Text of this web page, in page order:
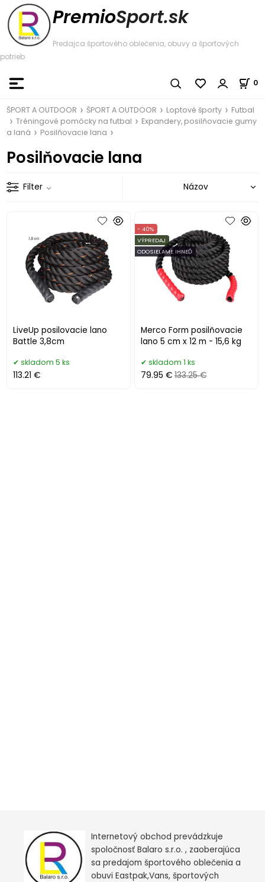
PremioSport.sk
Predajca športového oblečenia, obuvy a športových
potrieb
0
ŠPORT A OUTDOOR ŠPORT A OUTDOOR Loptové športy
Futbal
Tréningové pomôcky na futbal
Expandery, posilňovacie gumy
a laná
Posilňovacie lana
Posilňovacie lana
Filter
LiveUp posilovacie lano
Battle 3,8cm
skladom 5 ks
113.21 €
Merco Form posilňovacie
lano 5 cm x 12 m - 15,6 kg
- 40%
VÝPREDAJ
ODOSIELAME IHNEĎ
skladom 1 ks
79.95 € 133.25 €
Internetový obchod prevádzkuje
spoločnosť Balaro s.r.o. , zaoberajúca
sa predajom športového oblečenia a
obuvi Eastpak,Vans, športových